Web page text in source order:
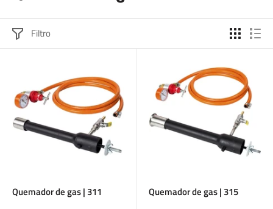
Filtro
Quemador de gas | 311 Quemador de gas | 315